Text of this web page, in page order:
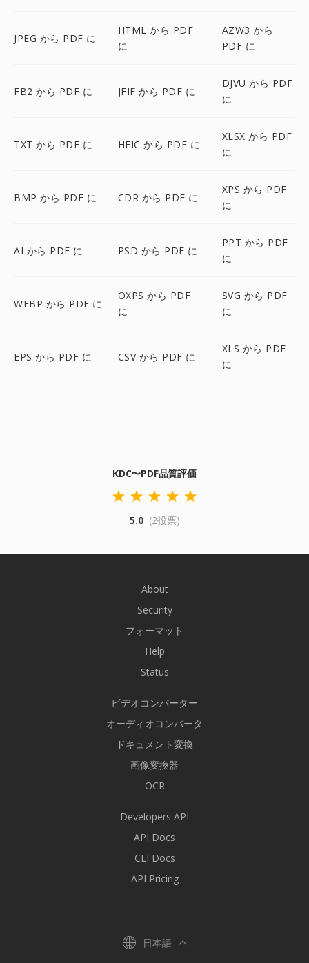
JPEG から PDF に
HTML から PDF
に
AZW3 から
PDF に
FB2 から PDF に JFIF から PDF に
DJVU から PDF
に
TXT から PDF に HEIC から PDF に
XLSX から PDF
に
BMP から PDF に CDR から PDF に
XPS から PDF
に
AI から PDF に PSD から PDF に
PPT から PDF
に
WEBP から PDF に
OXPS から PDF
に
SVG から PDF
に
EPS から PDF に CSV から PDF に
XLS から PDF
に
KDC〜PDF品質評価
5.0 (2投票)
About
Security
フォーマット
Help
Status
ビデオコンバーター
オーディオコンバータ
ドキュメント変換
画像変換器
OCR
Developers API
API Docs
CLI Docs
API Pricing
日本語